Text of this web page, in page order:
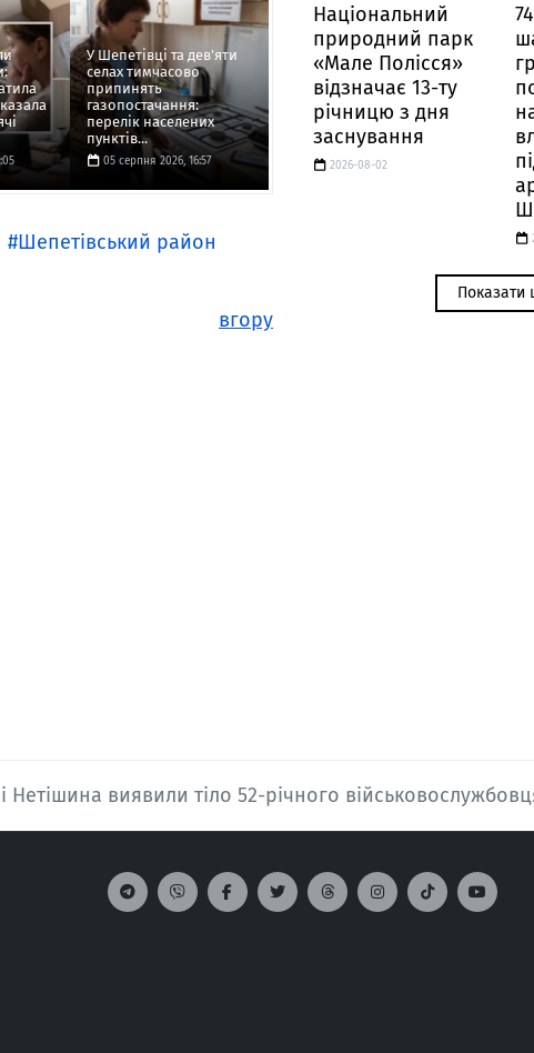
У Шепетівці та дев'яти
селах тимчасово
припинять
газопостачання:
перелік населених
пунктів...
05 серпня 2026, 16:57
Шепетівський район
вгору
Національний
природний парк
«Мале Полісся»
відзначає 13-ту
річницю з дня
заснування
2026-08-02
Показати
Нетішина виявили тіло 52-річного